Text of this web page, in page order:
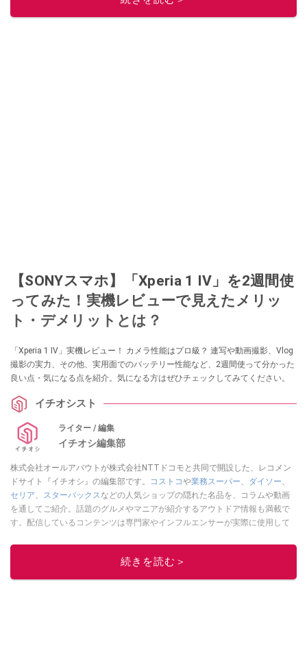
【SONYスマホ】「Xperia 1 IV」を2週間使
ってみた！実機レビューで見えたメリッ
ト・デメリットとは？
「Xperia 1 IV」実機レビュー！ カメラ性能はプロ級？ 連写や動画撮影、Vlog
撮影の実力、その他、実用面でのバッテリー性能など、2週間使って分かった
良い点・気になる点を紹介。気になる方はぜひチェックしてみてください。
イチオシスト
ライター / 編集
イチオシ編集部
株式会社オールアバウトが株式会社NTTドコモと共同で開設した、レコメン
ドサイト『イチオシ』の編集部です。
コストコや業務スーパー、 ダイソー、
セリア、 スターバックスなどの人気ショップの隠れた名品を、コラムや動画
を通してご紹介。話題のグルメやマニアが紹介するアウトドア情報も満載で
す。配信しているコンテンツは専門家やインフルエンサーが実際に使用して
ニュースでフォロー
続きを読む＞